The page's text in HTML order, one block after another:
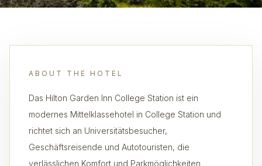
ABOUT THE HOTEL
Das Hilton Garden Inn College Station ist ein
modernes Mittelklassehotel in College Station und
richtet sich an Universitätsbesucher,
Geschäftsreisende und Autotouristen, die
verlässlichen Komfort und Parkmöglichkeiten